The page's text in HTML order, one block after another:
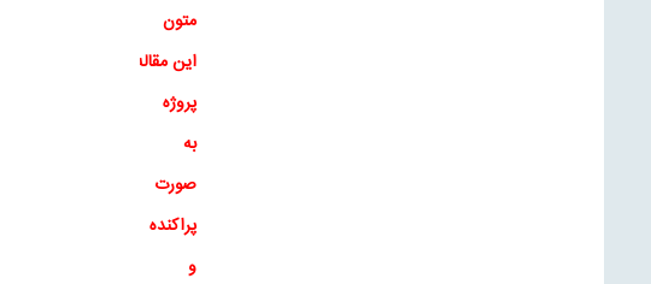
متون
اینمقاله
پروژه
به
صورت
پراکنده
و